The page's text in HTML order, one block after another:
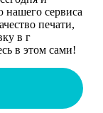
сервиса
печати,
в г
в этом сами!